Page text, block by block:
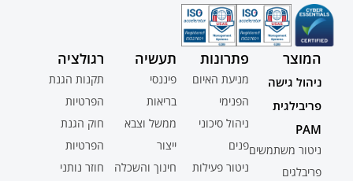
המוצר
ניהול גישה
פריבילגית
PAM
ניטור משתמשים
פריבלגים
פתרונות
מניעת האיום
הפנימי
ניהול סיכוני
פנים
ניטור פעילות
תעשיה
פיננסי
בריאות
ממשל וצבא
ייצור
חינוך והשכלה
רגולציה
תקנות הגנת
הפרטיות
חוק הגנת
הפרטיות
חוזר נותני